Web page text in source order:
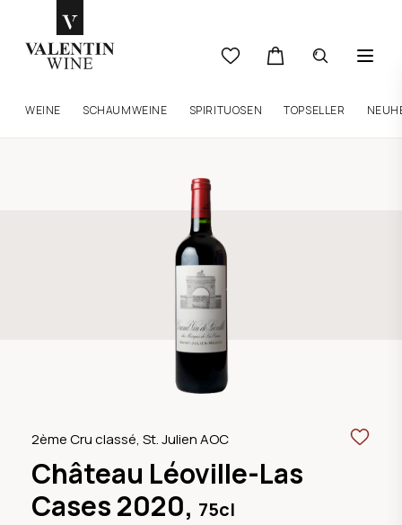
WEINE SCHAUMWEINE SPIRITUOSEN TOPSELLER
2ème Cru classé, St. Julien AOC
Château Léoville-Las
Cases 2020, 75cl